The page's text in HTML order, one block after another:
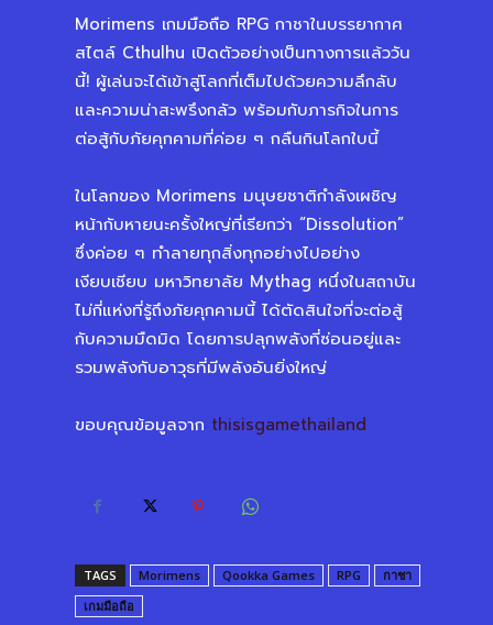
Morimens เกมมือถือ RPG กาชาในบรรยากาศ
สไตล์ Cthulhu เปิดตัวอย่างเป็นทางการแล้ววัน
นี้! ผู้เล่นจะได้เข้าสู่โลกที่เต็มไปด้วยความลึกลับ
และความน่าสะพรึงกลัว พร้อมกับภารกิจในการ
ต่อสู้กับภัยคุกคามที่ค่อย ๆ กลืนกินโลกใบนี้
ในโลกของ Morimens มนุษยชาติกำลังเผชิญ
หน้ากับหายนะครั้งใหญ่ที่เรียกว่า “Dissolution”
ซึ่งค่อย ๆ ทำลายทุกสิ่งทุกอย่างไปอย่าง
เงียบเชียบ มหาวิทยาลัย Mythag หนึ่งในสถาบัน
ไม่กี่แห่งที่รู้ถึงภัยคุกคามนี้ ได้ตัดสินใจที่จะต่อสู้
กับความมืดมิด โดยการปลุกพลังที่ซ่อนอยู่และ
รวมพลังกับอาวุธที่มีพลังอันยิ่งใหญ่
ขอบคุณข้อมูลจาก thisisgamethailand
TAGS Morimens Qookka Games RPG
กาชา
เกมมือถือ